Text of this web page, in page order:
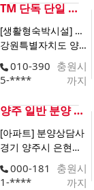
TM 단독 단일 영업본부 모집
[생활형숙박시설] 분양상담사
강원특별자치도 양양군 강현면 전진리 7-3 | 15명
010-390
5-****
충원시
까지
양주 일반 분양 대박현장 한양 아이클래스
[아파트] 분양상담사
경기 양주시 은현면 용암리 748 | 0명
000-181
1-****
충원시
까지